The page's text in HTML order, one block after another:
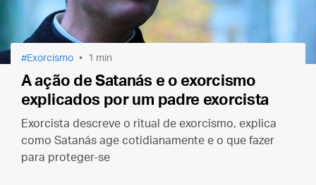
Exorcismo 1 min
A ação de Satanás e o exorcismo
explicados por um padre exorcista
Exorcista descreve o ritual de exorcismo, explica
como Satanás age cotidianamente e o que fazer
para proteger-se